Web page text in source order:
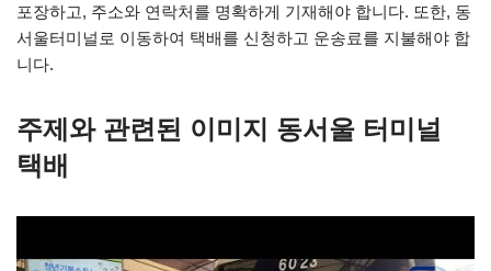
포장하고, 주소와 연락처를 명확하게 기재해야 합니다. 또한, 동
서울터미널로 이동하여 택배를 신청하고 운송료를 지불해야 합
니다.
주제와 관련된 이미지 동서울 터미널
택배